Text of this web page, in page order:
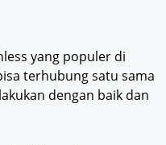
yang populer di
terhubung satu sama
dengan baik dan